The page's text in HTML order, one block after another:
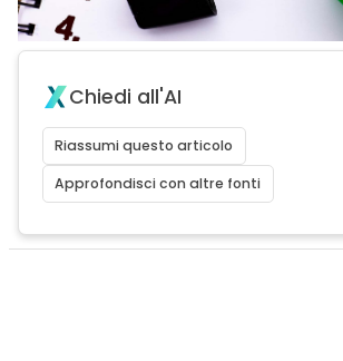
Chiedi all'AI
Riassumi questo articolo
Approfondisci con altre fonti